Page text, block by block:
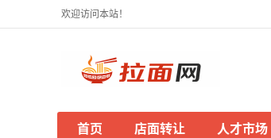
欢迎访问本站！
首页 店面转让 人才市场